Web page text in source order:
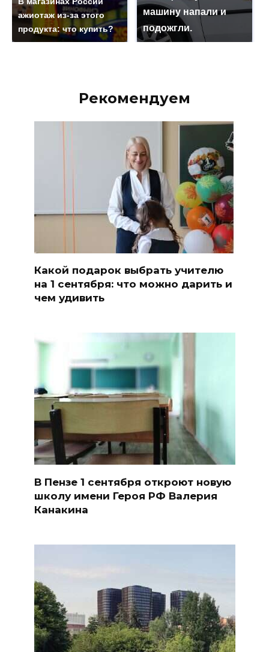
ажиотаж из-за этого
продукта: что купить?
машину напали и
подожгли.
Рекомендуем
Какой подарок выбрать учителю
на 1 сентября: что можно дарить и
чем удивить
В Пензе 1 сентября откроют новую
школу имени Героя РФ Валерия
Канакина